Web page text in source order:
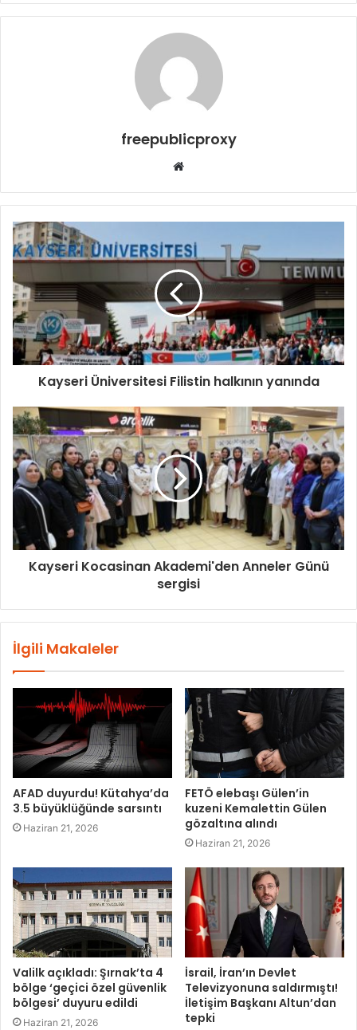
freepublicproxy
Web
Kayseri Üniversitesi Filistin halkının yanında
Kayseri Kocasinan Akademi'den Anneler Günü
sergisi
İlgili Makaleler
AFAD duyurdu! Kütahya’da
3.5 büyüklüğünde sarsıntı
Haziran 21, 2026
FETÖ elebaşı Gülen’in
kuzeni Kemalettin Gülen
gözaltına alındı
Haziran 21, 2026
Valilk açıkladı: Şırnak’ta 4
bölge ‘geçici özel güvenlik
bölgesi’ duyuru edildi
Haziran 21, 2026
İsrail, İran’ın Devlet
Televizyonuna saldırmıştı!
İletişim Başkanı Altun’dan
tepki